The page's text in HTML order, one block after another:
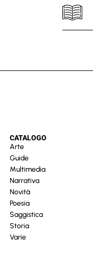
CATALOGO
Arte
Guide
Multimedia
Narrativa
Novità
Poesia
Saggistica
Storia
Varie